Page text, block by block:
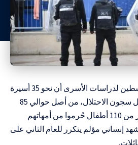
المسار : كشف مركز فلسطين لدراسات الأسرى أن نحو 35 أسيرة
فلسطينية هنّ أمهات داخل سجون الاحتلال، من أصل حوالي 85
أسيرة، مشيرًا إلى أن أكثر من 110 أطفال حُرموا من أمهاتهم
إنساني مؤلم يتكرر للعام الثاني على